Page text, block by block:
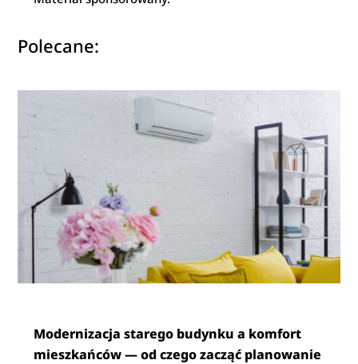
Polecane:
Modernizacja starego budynku a komfort
mieszkańców — od czego zacząć planowanie